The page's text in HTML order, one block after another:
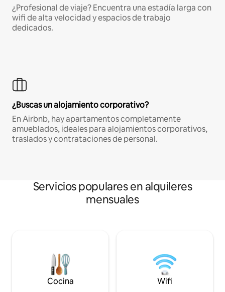
¿Profesional de viaje? Encuentra una estadía larga con
wifi de alta velocidad y espacios de trabajo
dedicados.
¿Buscas un alojamiento corporativo?
En Airbnb, hay apartamentos completamente
amueblados, ideales para alojamientos corporativos,
traslados y contrataciones de personal.
Servicios populares en alquileres
mensuales
Cocina Wifi